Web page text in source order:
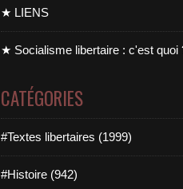
★ LIENS
★ Socialisme libertaire : c'est quoi
CATÉGORIES
#Textes libertaires (1999)
#Histoire (942)